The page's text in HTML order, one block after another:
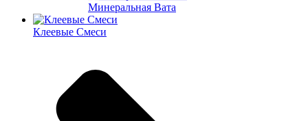
Минеральная Вата
Клеевые Смеси